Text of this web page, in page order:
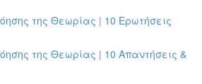
της Θεωρίας | 10 Ερωτήσεις
της Θεωρίας | 10 Απαντήσεις &